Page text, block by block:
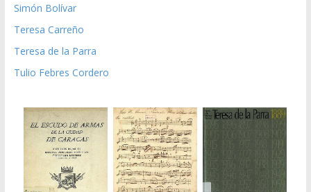
Simón Bolívar
Teresa Carreño
Teresa de la Parra
Tulio Febres Cordero